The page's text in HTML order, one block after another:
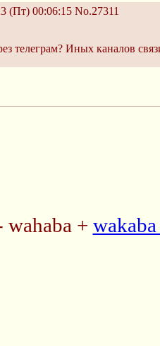
(Пт) 00:06:15 No.27311
телеграм? Иных каналов
wahaba +